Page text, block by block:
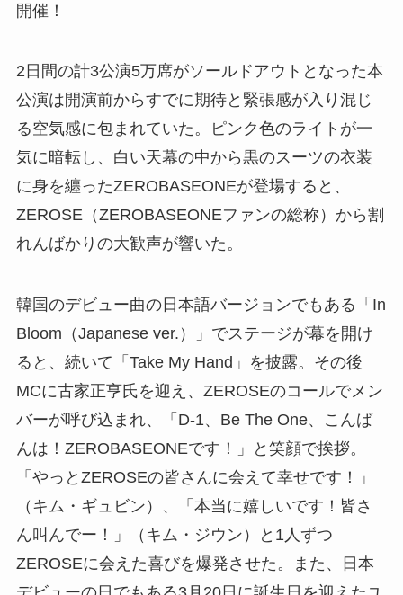
開催！
2日間の計3公演5万席がソールドアウトとなった本
公演は開演前からすでに期待と緊張感が入り混じ
る空気感に包まれていた。ピンク色のライトが一
気に暗転し、白い天幕の中から黒のスーツの衣装
に身を纏ったZEROBASEONEが登場すると、
ZEROSE（ZEROBASEONEファンの総称）から割
れんばかりの大歓声が響いた。
韓国のデビュー曲の日本語バージョンでもある「In
Bloom（Japanese ver.）」でステージが幕を開け
ると、続いて「Take My Hand」を披露。その後
MCに古家正亨氏を迎え、ZEROSEのコールでメン
バーが呼び込まれ、「D-1、Be The One、こんば
んは！ZEROBASEONEです！」と笑顔で挨拶。
「やっとZEROSEの皆さんに会えて幸せです！」
（キム・ギュビン）、「本当に嬉しいです！皆さ
ん叫んでー！」（キム・ジウン）と1人ずつ
ZEROSEに会えた喜びを爆発させた。また、日本